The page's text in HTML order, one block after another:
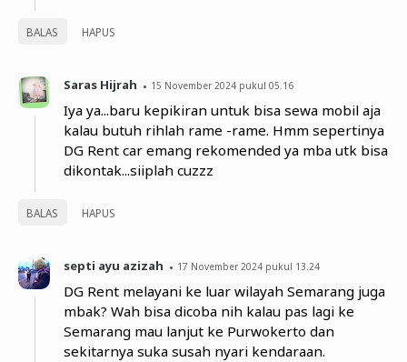
BALAS HAPUS
Saras Hijrah 15 November 2024 pukul 05.16
Iya ya...baru kepikiran untuk bisa sewa mobil aja
kalau butuh rihlah rame -rame. Hmm sepertinya
DG Rent car emang rekomended ya mba utk bisa
dikontak...siiplah cuzzz
BALAS HAPUS
septi ayu azizah 17 November 2024 pukul 13.24
DG Rent melayani ke luar wilayah Semarang juga
mbak? Wah bisa dicoba nih kalau pas lagi ke
Semarang mau lanjut ke Purwokerto dan
sekitarnya suka susah nyari kendaraan.